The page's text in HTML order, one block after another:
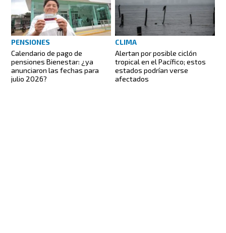
PENSIONES
Calendario de pago de
pensiones Bienestar: ¿ya
anunciaron las fechas para
julio 2026?
CLIMA
Alertan por posible ciclón
tropical en el Pacífico; estos
estados podrían verse
afectados